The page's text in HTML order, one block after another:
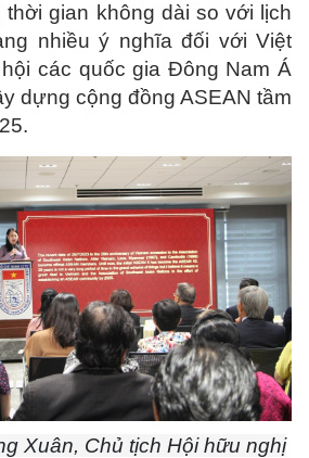
thời gian không dài so với lịch
nhiều ý nghĩa đối với Việt
các quốc gia Đông Nam Á
dựng cộng đồng ASEAN tầm
Xuân, Chủ tịch Hội hữu nghị